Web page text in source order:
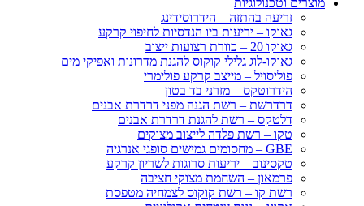
מוצרים וטכנולוגיות
זריעה בהתזה – הידרוסידינג
גאוקו – יריעות ביו הנדסיות לחיפוי קרקע
גאוקו 20 – כוורת רצועות ייצוב
גאוקו-לוג גלילי קוקוס להגנת מדרונות ואפיקי מים
פוליסויל – מייצב קרקע פולימרי
הידרוטקס – מזרני בד בטון
דרדרשת – רשת הגנה מפני דרדרת אבנים
דלטקס – רשת להגנת דרדרת אבנים
טקו – רשת פלדה לייצוב מצוקים
GBE – מחסומים גמישים סופגי אנרגיה
טקסינוב – יריעות סרוגות לשריון קרקע
פרמאון – השחמת מצוקי חציבה
רשת קו – רשת קוקוס לצמחיה מטפסת